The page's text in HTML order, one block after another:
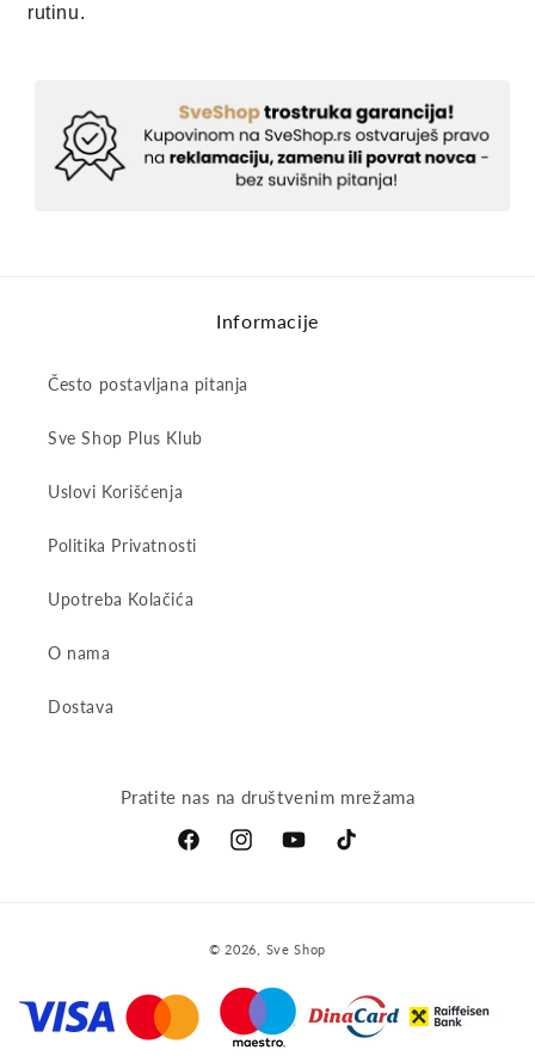
rutinu.
Informacije
Često postavljana pitanja
Sve Shop Plus Klub
Uslovi Korišćenja
Politika Privatnosti
Upotreba Kolačića
O nama
Dostava
Pratite nas na društvenim mrežama
FacebookInstagramYouTubeTikTok
© 2026, Sve Shop